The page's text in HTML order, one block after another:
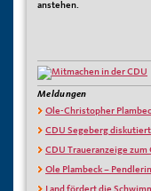
anstehen.
Meldungen
Ole-Christopher
CDU Segeberg
CDU Traueranzeige zum
Ole Plambeck –